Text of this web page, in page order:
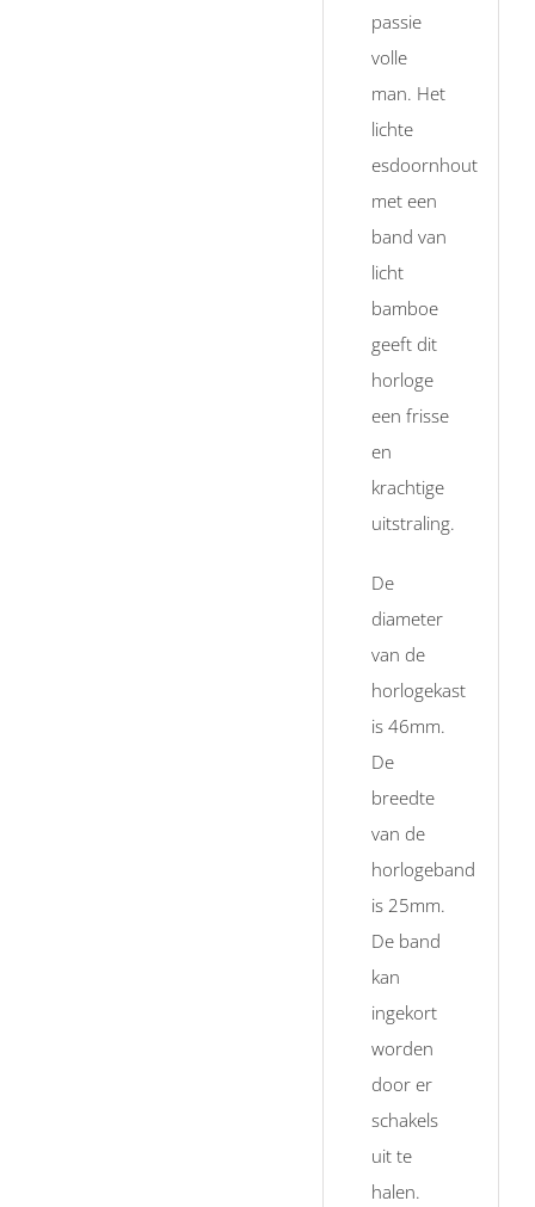
passie
volle
man. Het
lichte
esdoornhout
met een
band van
licht
bamboe
geeft dit
horloge
een frisse
en
krachtige
uitstraling.
De
diameter
van de
horlogekast
is 46mm.
De
breedte
van de
horlogeband
is 25mm.
De band
kan
ingekort
worden
door er
schakels
uit te
halen.